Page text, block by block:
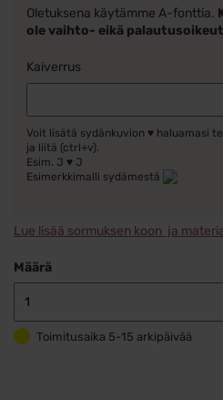
Oletuksena käytämme A-fonttia.
ole vaihto- eikä
Kaiverrus
Voit lisätä sydänkuvion ♥ haluamasi
ja liitä (ctrl+v).
Esim. J ♥ J
Esimerkkimalli sydämestä
Lue lisää sormuksen koon ja
Määrä
Toimitusaika 5-15 arkipäivää